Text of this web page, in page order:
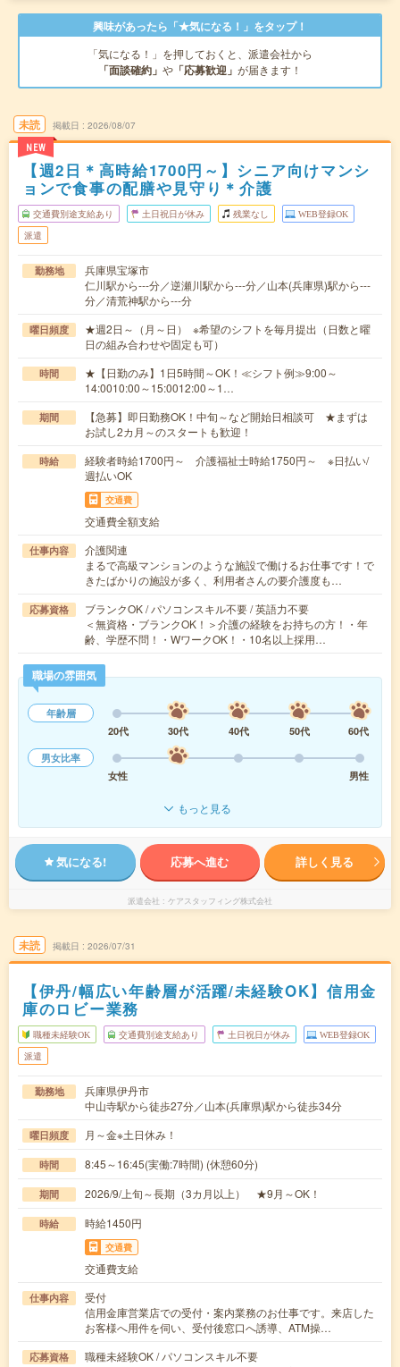
興味があったら「★気になる！」をタップ！
「気になる！」を押しておくと、派遣会社から
「面談確約」 や 「応募歓迎」 が届きます！
未読
NEW
掲載日 2026/08/07
【週2日＊高時給1700円～】シニア向けマンシ
ョンで食事の配膳や見守り＊介護
交通費別途支給あり 土日祝日が休み 残業なし WEB登録OK
派遣
勤務地
兵庫県宝塚市
仁川駅から---分／逆瀬川駅から---分／山本(兵庫県)駅から---
分／清荒神駅から---分
曜日頻度
★週2日～（月～日） ※希望のシフトを毎月提出（日数と曜
日の組み合わせや固定も可）
時間
★【日勤のみ】1日5時間～OK！≪シフト例≫9:00～
14:0010:00～15:0012:00～1…
期間
【急募】即日勤務OK！中旬～など開始日相談可 ★まずは
お試し2カ月～のスタートも歓迎！
時給
経験者時給1700円～ 介護福祉士時給1750円～ ※日払い/
週払いOK
交通費
交通費全額支給
仕事内容
介護関連
まるで高級マンションのような施設で働けるお仕事です！で
きたばかりの施設が多く、利用者さんの要介護度も…
応募資格
ブランクOK / パソコンスキル不要 / 英語力不要
＜無資格・ブランクOK！＞介護の経験をお持ちの方！・年
齢、学歴不問！・WワークOK！・10名以上採用…
職場の雰囲気
年齢層
20代
30代 40代 50代
60代
男女比率
女性
男性
もっと見る
気になる! 応募へ進む 詳しく見る
派遣会社 ケアスタッフィング株式会社
未読 掲載日 2026/07/31
【伊丹/幅広い年齢層が活躍/未経験OK】信用金
庫のロビー業務
職種未経験OK 交通費別途支給あり 土日祝日が休み WEB登録OK
派遣
勤務地
兵庫県伊丹市
中山寺駅から徒歩27分／山本(兵庫県)駅から徒歩34分
曜日頻度 月～金※土日休み！
時間 8:45～16:45(実働:7時間) (休憩60分)
期間 2026/9/上旬～長期（3カ月以上） ★9月～OK！
時給 時給1450円
交通費
交通費支給
仕事内容
受付
信用金庫営業店での受付・案内業務のお仕事です。来店した
お客様へ用件を伺い、受付後窓口へ誘導、ATM操…
応募資格
職種未経験OK / パソコンスキル不要